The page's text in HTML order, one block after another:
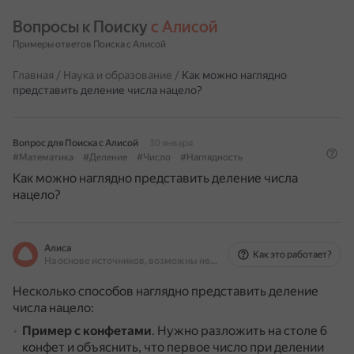
Вопросы к Поиску с Алисой
Примеры ответов Поиска с Алисой
Главная / Наука и образование / Как можно наглядно
представить деление числа нацело?
Вопрос для Поиска с Алисой
30 января
#Математика
#Деление #Число #Наглядность
Как можно наглядно представить деление числа
нацело?
Алиса
На основе источников, возможны неточности
Как это работает?
Несколько способов наглядно представить деление
числа нацело:
Пример с конфетами. Нужно разложить на столе 6
конфет и объяснить, что первое число при делении